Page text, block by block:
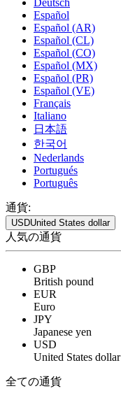
Deutsch
Español
Español (AR)
Español (CL)
Español (CO)
Español (MX)
Español (PR)
Español (VE)
Français
Italiano
日本語
한국어
Nederlands
Portugués
Português
通貨:
USDUnited States dollar
人気の通貨
GBP
British pound
EUR
Euro
JPY
Japanese yen
USD
United States dollar
全ての通貨